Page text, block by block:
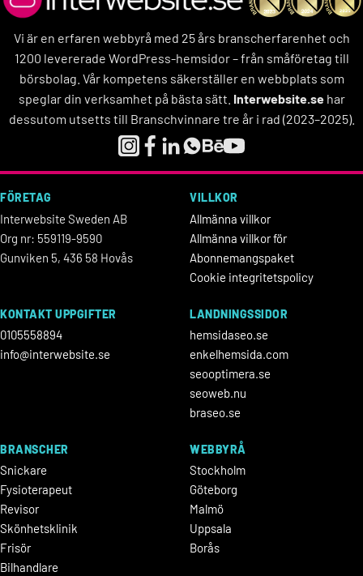
Vi är en erfaren webbyrå med 25 års branscherfarenhet och
1200 levererade WordPress-hemsidor – från småföretag till
börsbolag. Vår kompetens säkerställer en webbplats som
speglar din verksamhet på bästa sätt. Interwebsite.sehar
dessutom utsetts till Branschvinnare tre år i rad (2023–2025).
FÖRETAG
Interwebsite Sweden AB
Org nr: 559119-9590
Gunviken 5, 436 58 Hovås
VILLKOR
Allmänna villkor
Allmänna villkor för
Abonnemangspaket
Cookie integritetspolicy
KONTAKT UPPGIFTER
0105558894
info@interwebsite.se
LANDNINGSSIDOR
hemsidaseo.se
enkelhemsida.com
seooptimera.se
seoweb.nu
braseo.se
BRANSCHER
Snickare
Fysioterapeut
Revisor
Skönhetsklinik
Frisör
Bilhandlare
WEBBYRÅ
Stockholm
Göteborg
Malmö
Uppsala
Borås